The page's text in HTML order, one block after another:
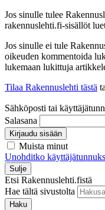
Jos sinulle tulee
rakennuslehti.fi-sisällöt
Jos sinulle ei tule
oikeuden kommentoida
lukemaan lukittuja
Tilaa Rakennuslehti tästä
Sähköposti tai
Salasana
Kirjaudu sisään
Muista minut
Unohditko
Sulje
Etsi Rakennuslehti.fistä
Hae tältä sivustolta
Haku